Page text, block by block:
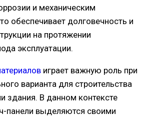
и механическим
обеспечивает долговечность и
на протяжении
эксплуатации.
играет важную роль при
варианта для строительства
здания. В данном контексте
панели выделяются своими